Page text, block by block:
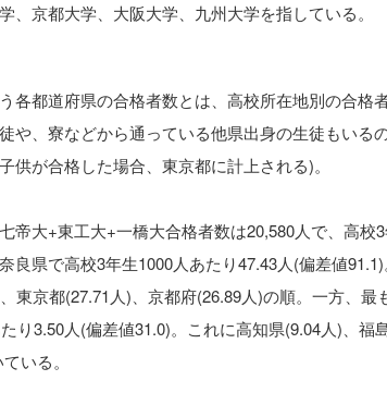
、京都大学、大阪大学、九州大学を指している。
各都道府県の合格者数とは、高校所在地別の合格
や、寮などから通っている他県出身の生徒もいる
供が合格した場合、東京都に計上される)。
帝大+東工大+一橋大合格者数は20,580人で、高校
良県で高校3年生1000人あたり47.43人(偏差値
東京都(27.71人)、京都府(26.89人)の順。一方、
り3.50人(偏差値31.0)。これに高知県(9.04人)、福
いる。